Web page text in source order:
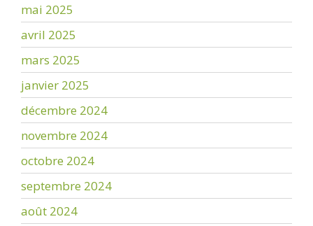
mai 2025
avril 2025
mars 2025
janvier 2025
décembre 2024
novembre 2024
octobre 2024
septembre 2024
août 2024